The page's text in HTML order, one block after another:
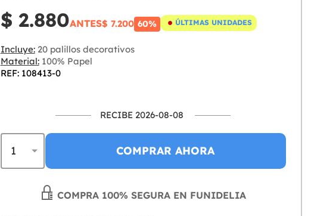
$ 2.880ANTES$ 7.200 60% ÚLTIMAS UNIDADES
Incluye:20 palillos decorativos
Material:100% Papel
REF: 108413-0
RECIBE 2026-08-08
COMPRAR AHORA
COMPRA 100% SEGURA EN FUNIDELIA